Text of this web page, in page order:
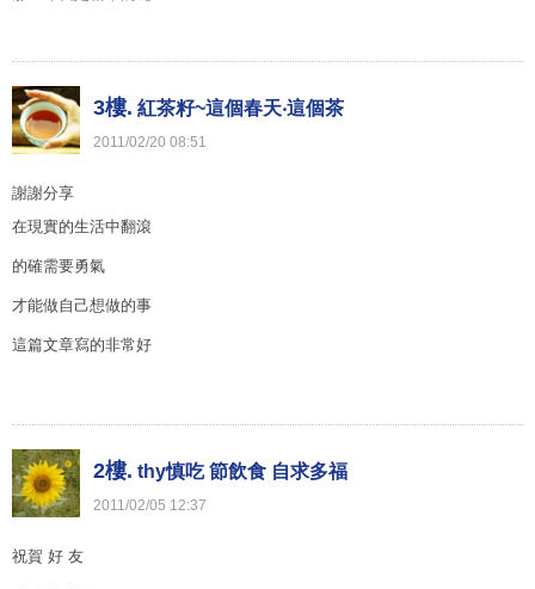
3樓. 紅茶籽~這個春天‧這個茶
2011/02/20 08:51
謝謝分享
在現實的生活中翻滾
的確需要勇氣
才能做自己想做的事
這篇文章寫的非常好
2樓. thy慎吃 節飲食 自求多福
2011/02/05 12:37
祝賀 好 友